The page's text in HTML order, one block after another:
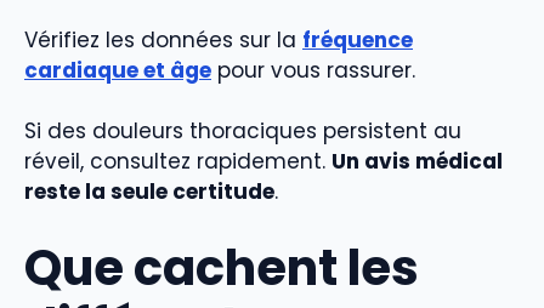
Vérifiez les données sur la fréquence
cardiaque et âge pour vous rassurer.
Si des douleurs thoraciques persistent au
réveil, consultez rapidement. Un avis médical
reste la seule certitude.
Que cachent les